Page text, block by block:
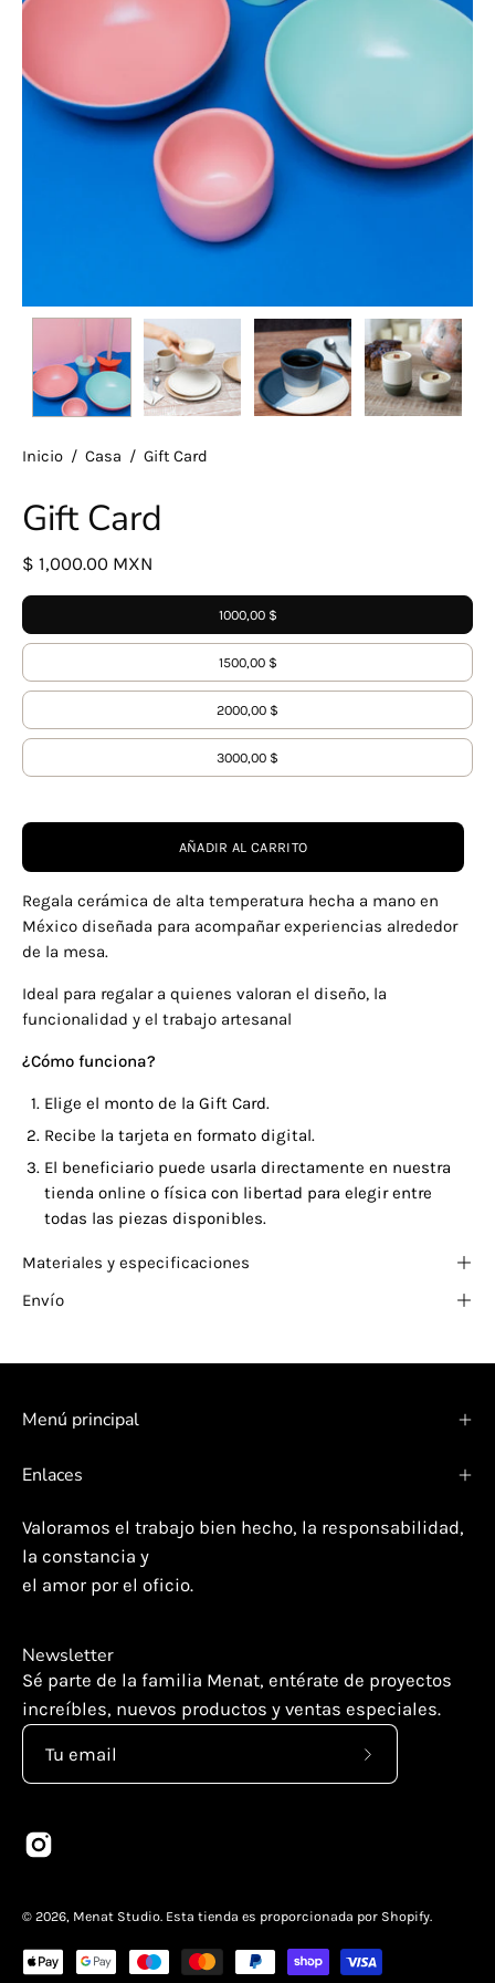
Inicio / Casa / Gift Card
Gift Card
$ 1,000.00 MXN
Denominaciones
1000,00 $
1500,00 $
2000,00 $
3000,00 $
AÑADIR AL CARRITO
Regala cerámica de alta temperatura hecha a mano en
México diseñada para acompañar experiencias alrededor
de la mesa.
Ideal para regalar a quienes valoran el diseño, la
funcionalidad y el trabajo artesanal
¿Cómo funciona?
Elige el monto de la Gift Card.
Recibe la tarjeta en formato digital.
El beneficiario puede usarla directamente en nuestra
tienda online o física con libertad para elegir entre
todas las piezas disponibles.
Materiales y especificaciones
Envío
Menú principal
Enlaces
Valoramos el trabajo bien hecho, la responsabilidad,
la constancia y
el amor por el oficio.
Newsletter
Sé parte de la familia Menat, entérate de proyectos
increíbles, nuevos productos y ventas especiales.
Suscríbete
© 2026, Menat Studio. Esta tienda es proporcionada por Shopify.